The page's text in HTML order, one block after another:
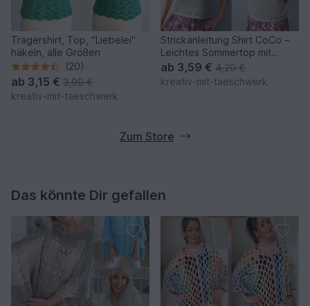
Trägershirt, Top, "Liebelei"
häkeln, alle Größen
(20)
ab 3,15 € 3,90 €
kreativ-mit-taeschwerk
Strickanleitung Shirt CoCo –
Leichtes Sommertop mit
Lochmuster
ab 3,59 € 4,20 €
kreativ-mit-taeschwerk
Zum Store
Das könnte Dir gefallen